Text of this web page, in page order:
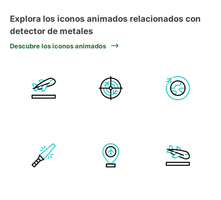
Explora los iconos animados relacionados con
detector de metales
Descubre los iconos animados